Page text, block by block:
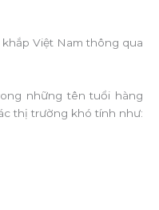
Việt Nam thông qua
những tên tuổi hàng
thị trường khó tính như: